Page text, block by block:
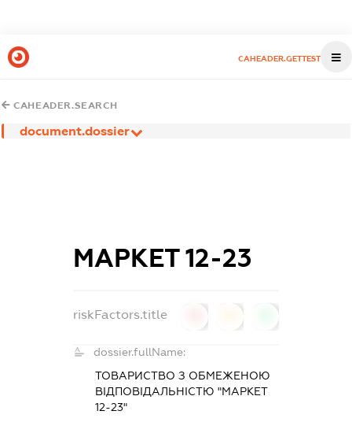
CAHEADER.GETTEST
CAHEADER.SEARCH
document.dossier
МАРКЕТ 12-23
riskFactors.title
dossier.fullName:
ТОВАРИСТВО З ОБМЕЖЕНОЮ
ВІДПОВІДАЛЬНІСТЮ "МАРКЕТ
12-23"